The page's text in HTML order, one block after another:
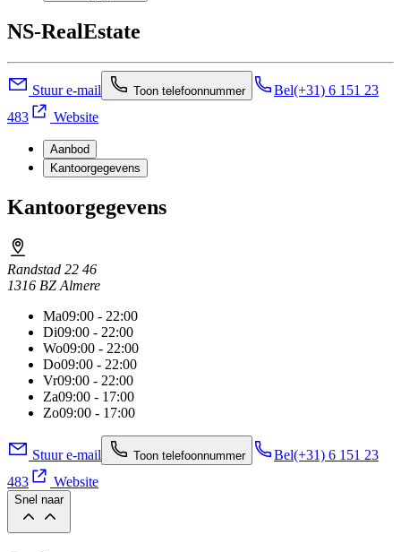
NS-RealEstate
Stuur e-mail Toon telefoonnummer Bel(+31) 6 151 23
483
Website
Aanbod
Kantoorgegevens
Kantoorgegevens
Randstad 22 46
1316 BZ Almere
Ma09:00 - 22:00
Di09:00 - 22:00
Wo09:00 - 22:00
Do09:00 - 22:00
Vr09:00 - 22:00
Za09:00 - 17:00
Zo09:00 - 17:00
Stuur e-mail Toon telefoonnummer Bel(+31) 6 151 23
483
Website
Snel naar